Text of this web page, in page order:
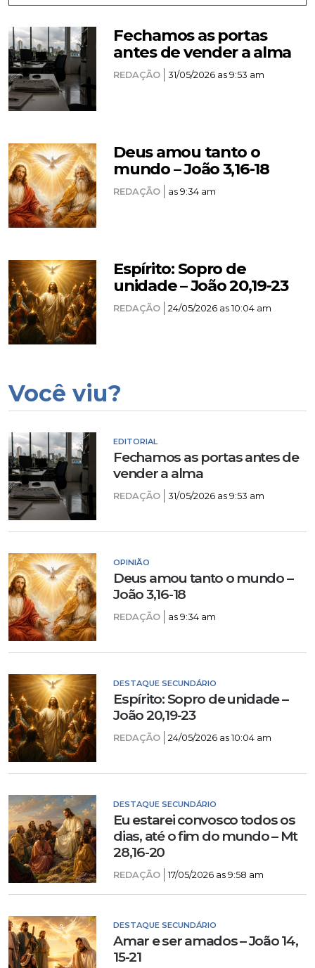
Fechamos as portas
antes de vender a alma
REDAÇÃO 31/05/2026 as 9:53 am
Deus amou tanto o
mundo – João 3,16-18
REDAÇÃO as 9:34 am
Espírito: Sopro de
unidade – João 20,19-23
REDAÇÃO 24/05/2026 as 10:04 am
Você viu?
EDITORIAL
Fechamos as portas antes de
vender a alma
REDAÇÃO 31/05/2026 as 9:53 am
OPINIÃO
Deus amou tanto o mundo –
João 3,16-18
REDAÇÃO as 9:34 am
DESTAQUE SECUNDÁRIO
Espírito: Sopro de unidade –
João 20,19-23
REDAÇÃO 24/05/2026 as 10:04 am
DESTAQUE SECUNDÁRIO
Eu estarei convosco todos os
dias, até o fim do mundo – Mt
28,16-20
REDAÇÃO 17/05/2026 as 9:58 am
DESTAQUE SECUNDÁRIO
Amar e ser amados – João 14,
15-21